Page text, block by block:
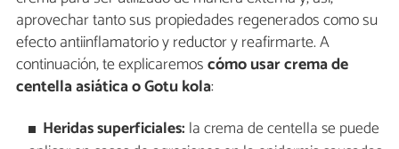
aprovechar tanto sus propiedades regenerados como su
efecto antiinflamatorio y reductor y reafirmarte. A
continuación, te explicaremoscómo usar crema de
centella asiática o Gotu kola:
Heridas superficiales: la crema de centella se puede